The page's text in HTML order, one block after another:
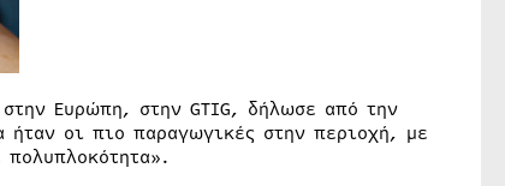
Ευρώπη, στην GTIG, δήλωσε από την
ήταν οι πιο παραγωγικές στην περιοχή, με